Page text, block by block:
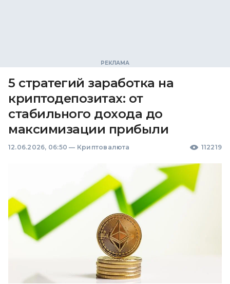
5 стратегий заработка на
криптодепозитах: от
стабильного дохода до
максимизации прибыли
12.06.2026, 06:50 — Криптовалюта 112219